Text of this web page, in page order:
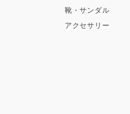
靴・サンダル
アクセサリー